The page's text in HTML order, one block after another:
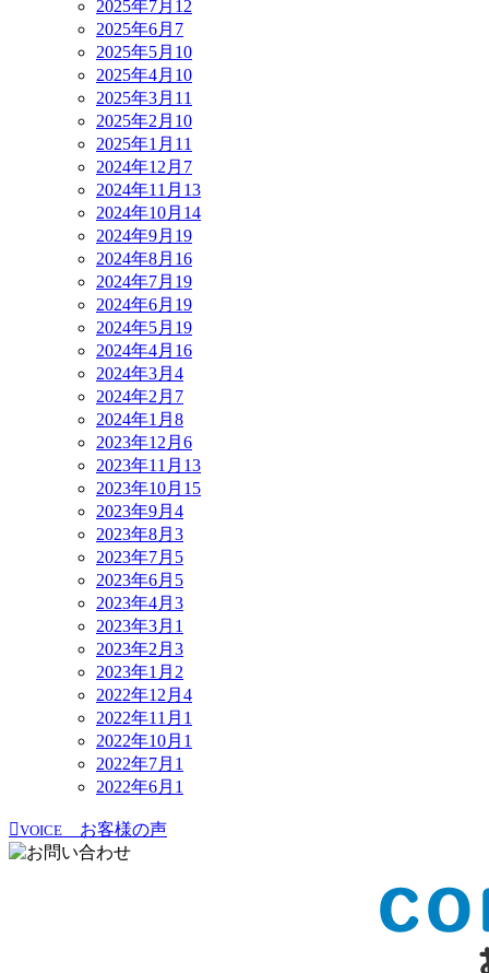
2025年7月 12
2025年6月 7
2025年5月 10
2025年4月 10
2025年3月 11
2025年2月 10
2025年1月 11
2024年12月 7
2024年11月 13
2024年10月 14
2024年9月 19
2024年8月 16
2024年7月 19
2024年6月 19
2024年5月 19
2024年4月 16
2024年3月 4
2024年2月 7
2024年1月 8
2023年12月 6
2023年11月 13
2023年10月 15
2023年9月 4
2023年8月 3
2023年7月 5
2023年6月 5
2023年4月 3
2023年3月 1
2023年2月 3
2023年1月 2
2022年12月 4
2022年11月 1
2022年10月 1
2022年7月 1
2022年6月 1
VOICE お客様の声